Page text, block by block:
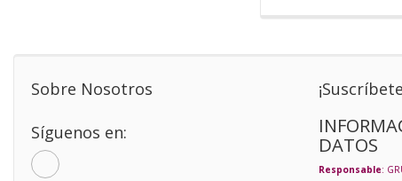
Sobre Nosotros
Síguenos en: DATOS
Responsable: